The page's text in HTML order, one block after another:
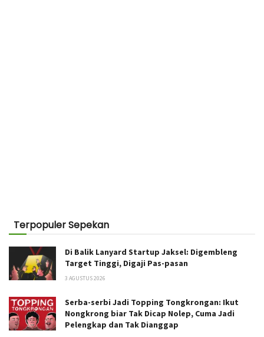
Terpopuler Sepekan
Di Balik Lanyard Startup Jaksel: Digembleng
Target Tinggi, Digaji Pas-pasan
3 AGUSTUS 2026
Serba-serbi Jadi Topping Tongkrongan: Ikut
Nongkrong biar Tak Dicap Nolep, Cuma Jadi
Pelengkap dan Tak Dianggap